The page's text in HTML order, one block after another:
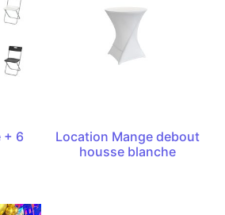
+ 6
Location Mange debout
housse blanche